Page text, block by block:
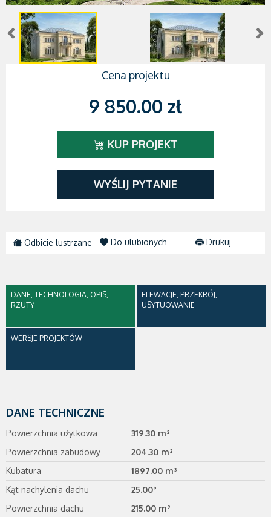
Cena projektu
9 850.00 zł
KUP PROJEKT
WYŚLIJ PYTANIE
Odbicie lustrzane Do ulubionych Drukuj
DANE, TECHNOLOGIA, OPIS,
RZUTY
ELEWACJE, PRZEKRÓJ,
USYTUOWANIE
WERSJE PROJEKTÓW
DANE TECHNICZNE
Powierzchnia użytkowa
319.30 m²
Powierzchnia zabudowy
204.30 m²
Kubatura
1897.00 m³
Kąt nachylenia dachu
25.00°
Powierzchnia dachu
215.00 m²